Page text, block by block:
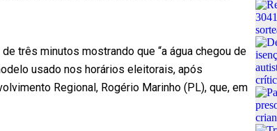
três minutos mostrando que “a água chegou de
usado nos horários eleitorais, após
Regional, Rogério Marinho (PL), que, em